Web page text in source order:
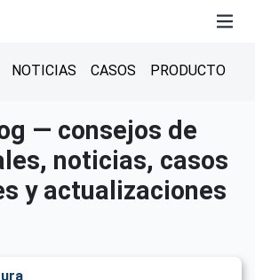
NOTICIAS CASOS PRODUCTO
— consejos de
noticias, casos
y actualizaciones